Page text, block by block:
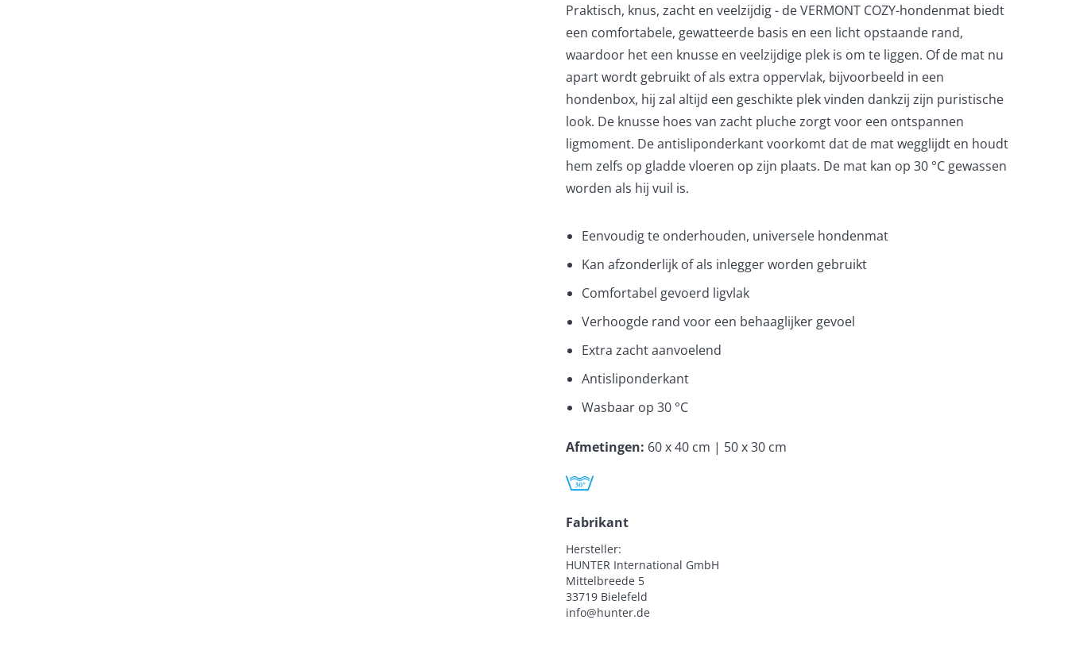
Praktisch, knus, zacht en veelzijdig - de VERMONT COZY-hondenmat biedt
een comfortabele, gewatteerde basis en een licht opstaande rand,
waardoor het een knusse en veelzijdige plek is om te liggen. Of de mat nu
apart wordt gebruikt of als extra oppervlak, bijvoorbeeld in een
hondenbox, hij zal altijd een geschikte plek vinden dankzij zijn puristische
look. De knusse hoes van zacht pluche zorgt voor een ontspannen
ligmoment. De antisliponderkant voorkomt dat de mat wegglijdt en houdt
hem zelfs op gladde vloeren op zijn plaats. De mat kan op 30 °C gewassen
worden als hij vuil is.
Eenvoudig te onderhouden, universele hondenmat
Kan afzonderlijk of als inlegger worden gebruikt
Comfortabel gevoerd ligvlak
Verhoogde rand voor een behaaglijker gevoel
Extra zacht aanvoelend
Antisliponderkant
Wasbaar op 30 °C
Afmetingen: 60 x 40 cm | 50 x 30 cm
Fabrikant
Hersteller:
HUNTER International GmbH
Mittelbreede 5
33719 Bielefeld
info@hunter.de